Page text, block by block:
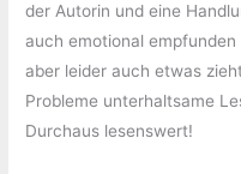
der Autorin und eine
auch emotional
aber leider auch etwas
Probleme unterhaltsame
Durchaus lesenswert!